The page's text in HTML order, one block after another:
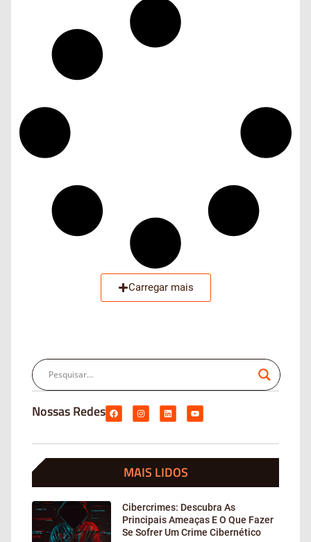
Carregar mais
Nossas Redes
MAIS LIDOS
Cibercrimes: Descubra As
Principais Ameaças E O Que Fazer
Se Sofrer Um Crime Cibernético